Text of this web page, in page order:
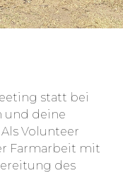
statt bei
und deine
Volunteer
Farmarbeit mit
des